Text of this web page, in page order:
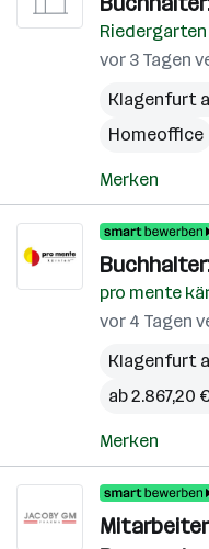
vor 3 Tagen
Klagenfurt
Homeoffice
Merken
pro mente
vor 4 Tagen
Klagenfurt
ab 2.867,20
Merken